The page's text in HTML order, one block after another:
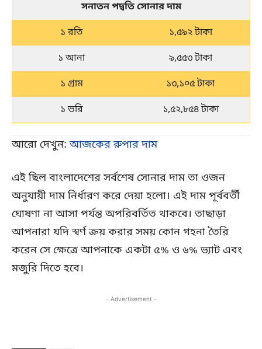
সনাতন পদ্বতি সোনার দাম
১ রতি
১,৫৯২ টাকা
১ আনা
৯,৫৫৩ টাকা
১ গ্রাম
১৩,১০৫ টাকা
১ ভরি
১,৫২,৮৫৪ টাকা
আরো দেখুন:আজকের রুপার দাম
এই ছিল বাংলাদেশের সর্বশেষ সোনার দাম তা ওজন
অনুযায়ী দাম নির্ধারণ করে দেয়া হলো। এই দাম পূর্ববর্তী
ঘোষণা না আসা পর্যন্ত অপরিবর্তিত থাকবে। তাছাড়া
আপনারা যদি স্বর্ণ ক্রয় করার সময় কোন গহনা তৈরি
করেন সে ক্ষেত্রে আপনাকে একটা ৫% ও ৬% ভ্যাট এবং
মজুরি দিতে হবে।
- Advertisement -